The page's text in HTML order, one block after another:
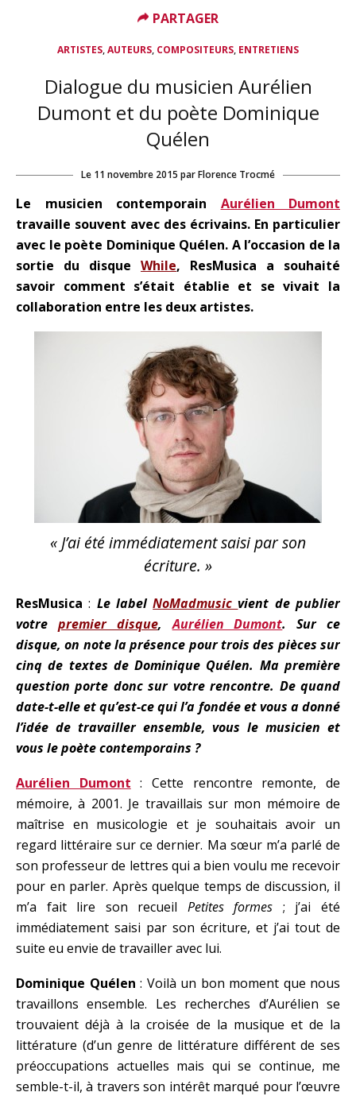
ARTISTES,AUTEURS, COMPOSITEURS, ENTRETIENS
Dialogue du musicien Aurélien
Dumont et du poète Dominique
Quélen
Le 11 novembre 2015 parFlorence Trocmé
Le musicien contemporain Aurélien Dumont
travaille souvent avec des écrivains. En particulier
avec le poète Dominique Quélen. A l’occasion de la
sortie du disque While, ResMusica a souhaité
savoir comment s’était établie et se vivait la
collaboration entre les deux artistes.
« J’ai été immédiatement saisi par son
écriture. »
ResMusica : Le labelNoMadmusicvient de publier
votre premier disque,Aurélien Dumont. Sur ce
disque, on note la présence pour trois des pièces sur
cinq de textes de Dominique Quélen. Ma première
question porte donc sur votre rencontre. De quand
date-t-elle et qu’est-ce qui l’a fondée et vous a donné
l’idée de travailler ensemble, vous le musicien et
vous le poète contemporains ?
Aurélien Dumont : Cette rencontre remonte, de
mémoire, à 2001. Je travaillais sur mon mémoire de
maîtrise en musicologie et je souhaitais avoir un
regard littéraire sur ce dernier. Ma sœur m’a parlé de
son professeur de lettres qui a bien voulu me recevoir
pour en parler. Après quelque temps de discussion, il
m’a fait lire son recueil Petites formes ; j’ai été
immédiatement saisi par son écriture, et j’ai tout de
suite eu envie de travailler avec lui.
Dominique Quélen : Voilà un bon moment que nous
travaillons ensemble. Les recherches d’Aurélien se
trouvaient déjà à la croisée de la musique et de la
littérature (d’un genre de littérature différent de ses
préoccupations actuelles mais qui se continue, me
semble-t-il, à travers son intérêt marqué pour l’œuvre
PARTAGER